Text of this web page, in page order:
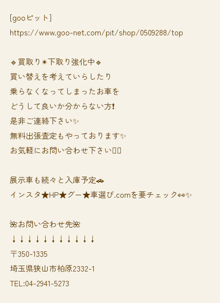
[gooピット]
https://www.goo-net.com/pit/shop/0509288/top
🔹買取り✴︎下取り強化中🔹
買い替えを考えていらしたり
乗らなくなってしまったお車を
どうして良いか分からない方❗️
是非ご連絡下さい✨
無料出張査定もやっております✨
お気軽にお問い合わせ下さい🙆‍♀️
展示車も続々と入庫予定🚗
インスタ★HP★グー★車選び.comを要チェック👀✨
🌺お問い合わせ先🌺
↓↓↓↓↓↓↓↓↓↓↓
〒350-1335
埼玉県狭山市柏原2332-1
TEL:04-2941-5273